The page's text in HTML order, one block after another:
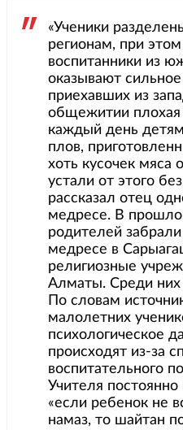
«Ученики
регионам, при
воспитанники из
оказывают
приехавших из
общежитии плохая
каждый день
плов,
хоть кусочек мяса
устали от этого
рассказал отец
медресе. В
родителей
медресе в
религиозные
Алматы. Среди
По словам
малолетних
психологическое
происходят из-за
воспитательного
Учителя
«если ребенок не
намаз, то шайтан